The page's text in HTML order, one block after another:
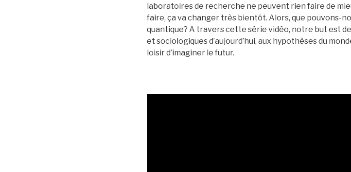
laboratoires de recherche ne peuvent rien faire de
faire, ça va changer très bientôt. Alors, que pouvons-
quantique? A travers cette série vidéo, notre but est
et sociologiques d’aujourd’hui, aux hypothèses du
loisir d’imaginer le futur.